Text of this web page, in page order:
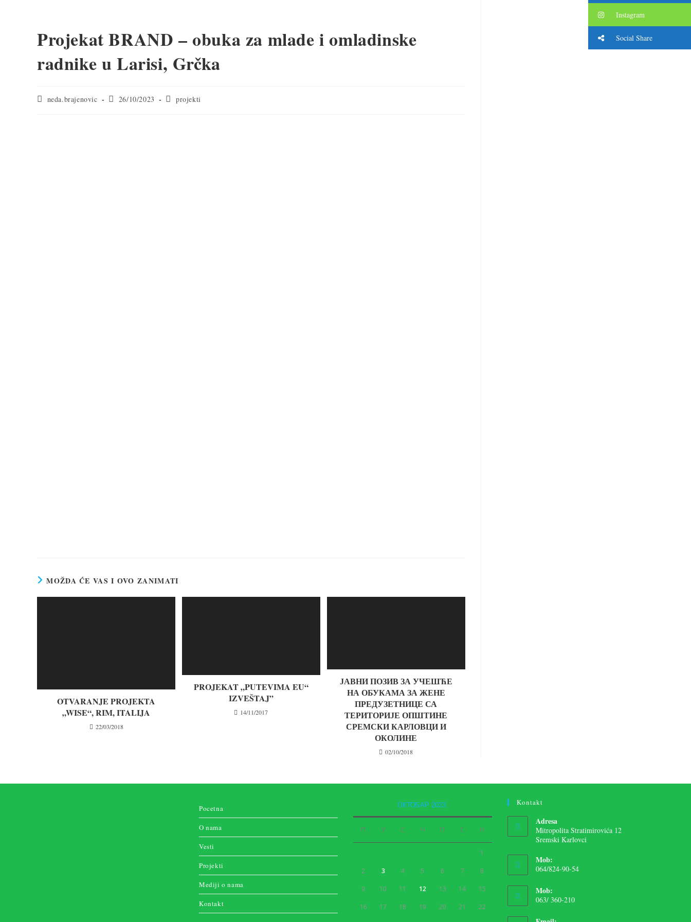
Projekat BRAND – obuka za mlade i omladinske
radnike u Larisi, Grčka
neda.brajenovic 26/10/2023 projekti
MOŽDA ĆE VAS I OVO ZANIMATI
OTVARANJE PROJEKTA
„WISE“, RIM, ITALIJA
22/03/2018
PROJEKAT „PUTEVIMA EU“
IZVEŠTAJ”
14/11/2017
ЈАВНИ ПОЗИВ ЗА УЧЕШЋЕ
НА ОБУКАМА ЗА ЖЕНЕ
ПРЕДУЗЕТНИЦЕ СА
ТЕРИТОРИЈЕ ОПШТИНЕ
СРЕМСКИ КАРЛОВЦИ И
ОКОЛИНЕ
02/10/2018
Pocetna
O nama
Vesti
Projekti
Mediji o nama
Kontakt
ОКТОБАР 2023.
П У С Ч П С Н
1
2 3 4 5 6 7 8
9 10 11 12 13 14 15
16 17 18 19 20 21 22
Kontakt
Adresa
Mitropolita Stratimirovića 12
Sremski Karlovci
Mob:
064/824-90-54
Mob:
063/ 360-210
Instagram
Social Share